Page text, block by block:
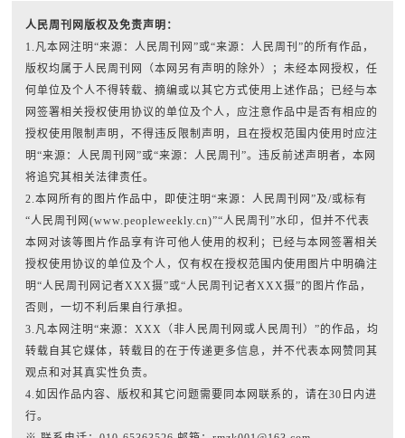
人民周刊网版权及免责声明：
1.凡本网注明“来源：人民周刊网”或“来源：人民周刊”的所有作品，
版权均属于人民周刊网（本网另有声明的除外）；未经本网授权，任
何单位及个人不得转载、摘编或以其它方式使用上述作品；已经与本
网签署相关授权使用协议的单位及个人，应注意作品中是否有相应的
授权使用限制声明，不得违反限制声明，且在授权范围内使用时应注
明“来源：人民周刊网”或“来源：人民周刊”。违反前述声明者，本网
将追究其相关法律责任。
2.本网所有的图片作品中，即使注明“来源：人民周刊网”及/或标有
“人民周刊网(www.peopleweekly.cn)”“人民周刊”水印，但并不代表
本网对该等图片作品享有许可他人使用的权利；已经与本网签署相关
授权使用协议的单位及个人，仅有权在授权范围内使用图片中明确注
明“人民周刊网记者XXX摄”或“人民周刊记者XXX摄”的图片作品，
否则，一切不利后果自行承担。
3.凡本网注明“来源：XXX（非人民周刊网或人民周刊）”的作品，均
转载自其它媒体，转载目的在于传递更多信息，并不代表本网赞同其
观点和对其真实性负责。
4.如因作品内容、版权和其它问题需要同本网联系的，请在30日内进
行。